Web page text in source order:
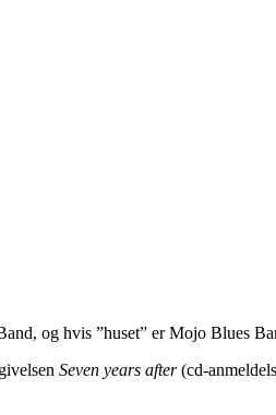
og hvis ”huset” er Mojo Blues
Seven years after(cd-